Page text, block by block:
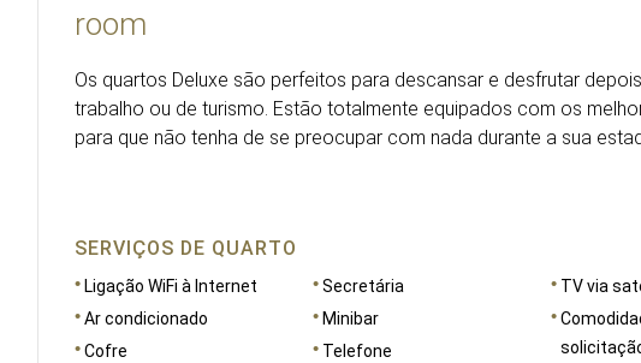
room
Os quartos Deluxe são perfeitos para descansar e desfrutar
trabalho ou de turismo. Estão totalmente equipados com os
para que não tenha de se preocupar com nada durante a sua
SERVIÇOS DE QUARTO
Ligação WiFi à Internet
Ar condicionado
Cofre
Secretária
Minibar
Telefone
TV via